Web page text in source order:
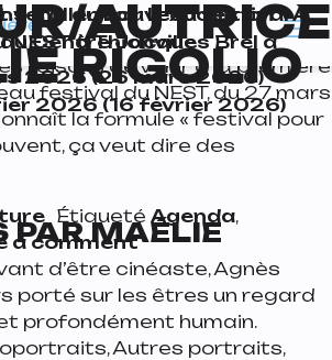
RIGOLIO
PAR MAÉLIE
venir au nouveau festival À
NEST à Thionville
2026(26 mars 2026)
et si le théâtre arrêtait de
pour parler “avec” eux ? On
raisons de venir à la première
festival du NEST, du 27 mars
la formule « festival pour
ça veut dire des
Étiqueté Agenda,
a commenton Pourquoi il faut
d’aller voir l’exposition
au Centre Jacques Brel à
2026 (16 février 2026)
d’être cinéaste, Agnès
porté sur les êtres un regard
profondément humain.
Autres portraits,